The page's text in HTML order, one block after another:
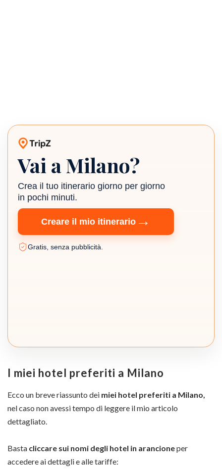
Planner di viaggio TripZ
Vai a Milano?
Crea il tuo itinerario giorno per giorno
in pochi minuti.
Creare il mio itinerario →
Gratis, senza pubblicità.
I miei hotel preferiti a Milano
Ecco un breve riassunto dei miei hotel preferiti a Milano,
nel caso non avessi tempo di leggere il mio articolo
dettagliato.
Basta cliccare sui nomi degli hotel in arancioneper
accedere ai dettagli e alle tariffe: